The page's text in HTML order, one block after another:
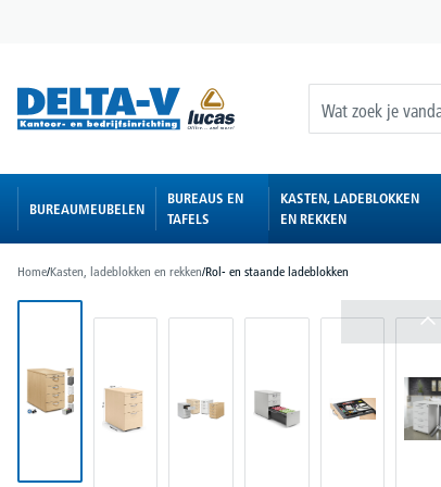
BUREAUMEUBELEN
BUREAUS EN
TAFELS
KASTEN, LADEBLOKKEN
EN REKKEN
Home/Kasten, ladeblokken en rekken/Rol- en staande ladeblokken